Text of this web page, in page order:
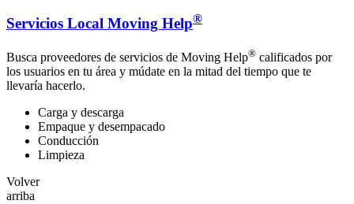
Servicios Local Moving Help®
Busca proveedores de servicios de Moving Help® calificados por
los usuarios en tu área y múdate en la mitad del tiempo que te
llevaría hacerlo.
Carga y descarga
Empaque y desempacado
Conducción
Limpieza
Volver
arriba